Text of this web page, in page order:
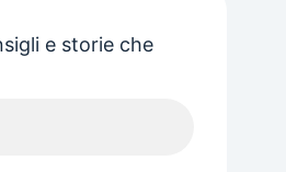
e storie che